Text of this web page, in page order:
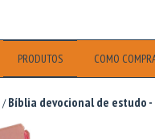
PRODUTOS COMO
/ Bíblia devocional de estudo